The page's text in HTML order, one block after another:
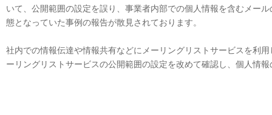
いて、公開範囲の設定を誤り、事業者内部での個人情報を含むメー
態となっていた事例の報告が散見されております。
社内での情報伝達や情報共有などにメーリングリストサービスを利
ーリングリストサービスの公開範囲の設定を改めて確認し、個人情